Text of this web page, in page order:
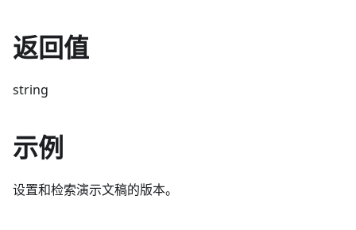
返回值
string
示例
设置和检索演示文稿的版本。